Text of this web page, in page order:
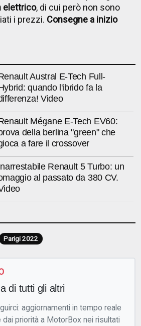
elettrico, di cui però non sono
i prezzi. Consegne a inizio
Austral E-Tech Full-
quando l'ibrido fa la
Video
Mégane E-Tech EV60:
della berlina "green" che
a fare il crossover
Renault 5 Turbo: un
al passato da 380 CV.
Parigi 2022
di tutti gli altri
aggiornamenti in tempo reale
dai priorità a MotorBox nei risultati